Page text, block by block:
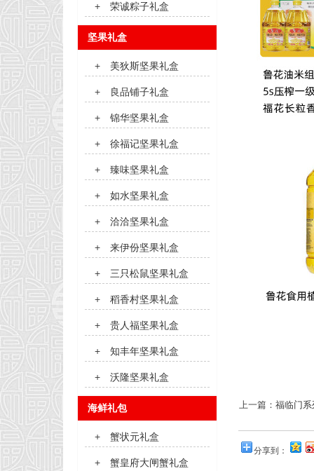
上一篇： 福临门系
分享到：
+ 荣诚粽子礼盒
坚果礼盒
+ 美狄斯坚果礼盒
+ 良品铺子礼盒
+ 锦华坚果礼盒
+ 徐福记坚果礼盒
+ 臻味坚果礼盒
+ 如水坚果礼盒
+ 洽洽坚果礼盒
+ 来伊份坚果礼盒
+ 三只松鼠坚果礼盒
+ 稻香村坚果礼盒
+ 贵人福坚果礼盒
+ 知丰年坚果礼盒
+ 沃隆坚果礼盒
海鲜礼包
+ 蟹状元礼盒
+ 蟹皇府大闸蟹礼盒